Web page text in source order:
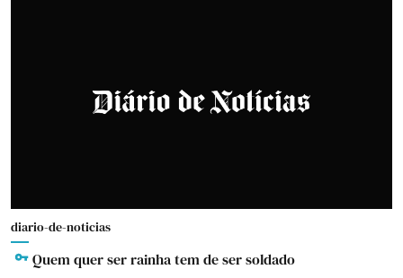
diario-de-noticias
Quem quer ser rainha tem de ser soldado